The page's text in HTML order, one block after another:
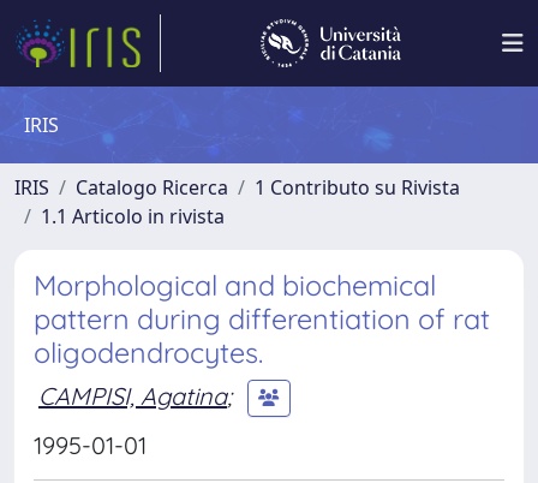
IRIS
IRIS Catalogo Ricerca
1 Contributo su Rivista
1.1 Articolo in rivista
Morphological and biochemical
pattern during differentiation of rat
oligodendrocytes.
CAMPISI, Agatina;
1995-01-01